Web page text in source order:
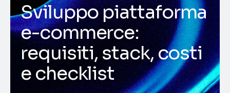
Sviluppo piattaforma
e-commerce:
requisiti, stack, costi
e checklist